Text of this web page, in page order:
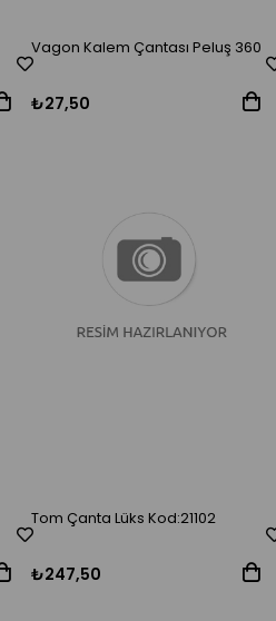
Vagon Kalem Çantası Peluş 360
₺27,50
Tom Çanta Lüks Kod:21102
₺247,50